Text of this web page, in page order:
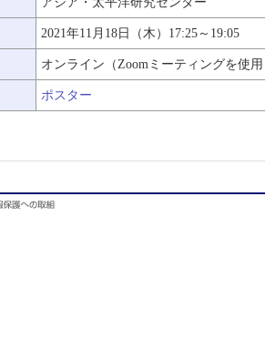
2021年11月18日（木）17:25～19:05
オンライン（Zoomミーティングを使
ポスター